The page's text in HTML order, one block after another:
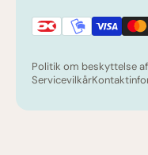
Politik om beskyttelse
Servicevilkår